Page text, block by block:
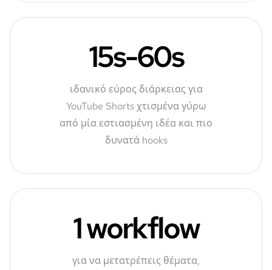
15s-60s
ιδανικό εύρος διάρκειας για
YouTube Shorts χτισμένα γύρω
από μία εστιασμένη ιδέα και πιο
δυνατά hooks
1 workflow
για να μετατρέπεις θέματα,